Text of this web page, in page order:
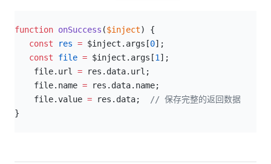
function onSuccess ($inject) {
   const
res = $inject.args[0];
   const
file = $inject.args[1 ];
    file.url
= res.data.url;
    file.name
= res.data.name;
    file.value
= res.data;
// 保存完整的返回数据
}